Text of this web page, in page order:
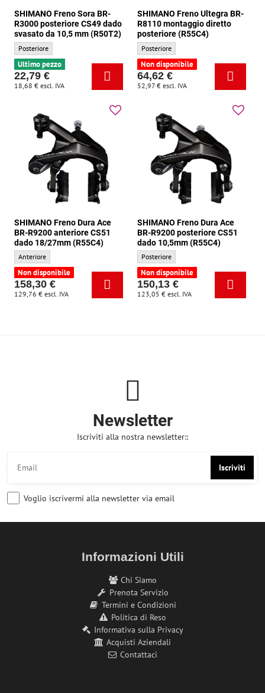
SHIMANO Freno Sora BR-
R3000 posteriore CS49 dado
svasato da 10,5 mm (R50T2)
SHIMANO Freno Sora BR-R3000 posteriore CS49 dado svasato da 10,5 mm
Posteriore
Ultimo pezzo
22,79 €
18,68 € escl. IVA
SHIMANO Freno Ultegra BR-
R8110 montaggio diretto
posteriore (R55C4)
SHIMANO Freno Ultegra BR-R8110
Posteriore
Non disponibile
64,62 €
52,97 € escl. IVA
SHIMANO Freno Dura Ace
BR-R9200 anteriore CS51
dado 18/27mm (R55C4)
SHIMANO Freno Dura Ace BR-R9200 anteriore CS51 dado 18/27mm (R55C4) -
Anteriore
Non disponibile
158,30 €
129,76 € escl. IVA
SHIMANO Freno Dura Ace
BR-R9200 posteriore CS51
dado 10,5mm (R55C4)
SHIMANO Freno Dura Ace BR-R9200
Posteriore
Non disponibile
150,13 €
123,05 € escl. IVA
Newsletter
Iscriviti alla nostra newsletter::
Iscriviti
Voglio iscrivermi alla newsletter via email
Informazioni Utili
Chi Siamo
Prenota Servizio
Termini e Condizioni
Politica di Reso
Informativa sulla Privacy
Acquisti Aziendali
Contattaci